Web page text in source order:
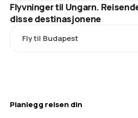
Flyvninger til Ungarn.
disse destinasjonene
Fly til Budapest
Planlegg reisen din